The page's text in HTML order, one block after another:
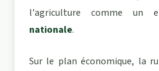
l'agriculture comme un
nationale.
Sur le plan économique, la